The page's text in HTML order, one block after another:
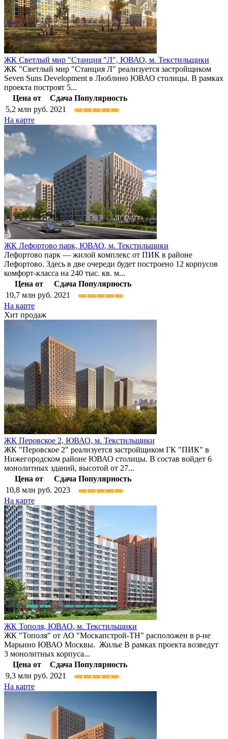
ЖК Светлый мир "Станция "Л", ЮВАО, м. Текстильщики
ЖК "Светлый мир "Станция Л" реализуется застройщиком
Seven Suns Development в Люблино ЮВАО столицы. В рамках
проекта построят 5...
Цена от
Сдача Популярность
5,2 млн руб. 2021
На карте
ЖК Лефортово парк, ЮВАО, м. Текстильщики
Лефортово парк — жилой комплекс от ПИК в районе
Лефортово. Здесь в две очереди будет построено 12 корпусов
комфорт-класса на 240 тыс. кв. м...
Цена от
Сдача Популярность
10,7 млн руб. 2021
На карте
Хит продаж
ЖК Перовское 2, ЮВАО, м. Текстильщики
ЖК "Перовское 2" реализуется застройщиком ГК "ПИК" в
Нижегородском районе ЮВАО столицы. В состав войдет 6
монолитных зданий, высотой от 27...
Цена от
Сдача Популярность
10,8 млн руб. 2023
На карте
ЖК Тополя, ЮВАО, м. Текстильщики
ЖК "Тополя" от АО "Москапстрой-ТН" расположен в р-не
Марьино ЮВАО Москвы. Жилье В рамках проекта возведут
3 монолитных корпуса...
Цена от
Сдача Популярность
9,3 млн руб. 2021
На карте